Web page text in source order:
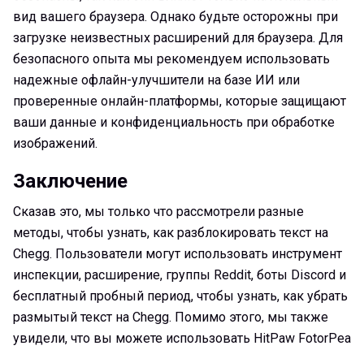
вид вашего браузера. Однако будьте осторожны при
загрузке неизвестных расширений для браузера. Для
безопасного опыта мы рекомендуем использовать
надежные офлайн-улучшители на базе ИИ или
проверенные онлайн-платформы, которые защищают
ваши данные и конфиденциальность при обработке
изображений.
Заключение
Сказав это, мы только что рассмотрели разные
методы, чтобы узнать, как разблокировать текст на
Chegg. Пользователи могут использовать инструмент
инспекции, расширение, группы Reddit, боты Discord и
бесплатный пробный период, чтобы узнать, как убрать
размытый текст на Chegg. Помимо этого, мы также
увидели, что вы можете использовать HitPaw FotorPea